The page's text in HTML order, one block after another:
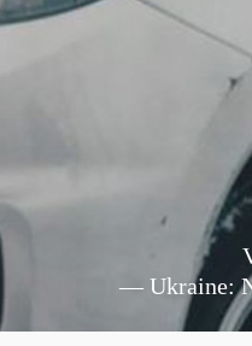
— Ukraine: